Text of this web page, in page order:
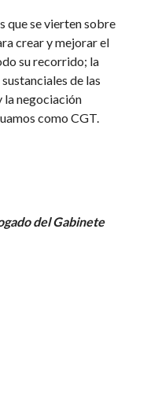
que se vierten sobre
crear y mejorar el
su recorrido; la
de las
la negociación
como CGT.
del Gabinete